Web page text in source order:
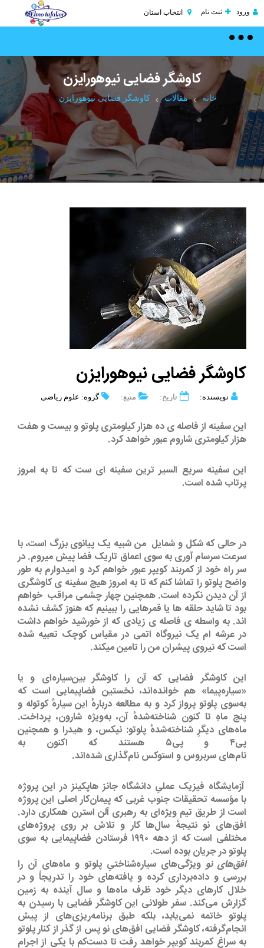
ورود ثبت نام انتخاب استان
Toggle
کاوشگر فضایی نیوهورایزن
خانه مقالات کاوشگر فضایی نیوهورایزن
کاوشگر فضایی نیوهورایزن
نویسنده: تاریخ: منبع: گروه: علوم ریاضی
این سفینه از فاصله ی ده هزار کیلومتری پلوتو و بیست و هفت
هزار کیلومتری شاروم عبور خواهد کرد.
این سفینه سریع السیر ترین سفینه ای ست که تا به امروز
پرتاب شده است.
در حالی که شکل و شمایل من شبیه یک پیانوی بزرگ است، با
سرعت سرسام آوری به سوی اعماق تاریک فضا پیش میروم. در
سر راه خود از کمربند کویپر عبور خواهم کرد و امیدوارم به طور
واضح پلوتو را تماشا کنم که تا به امروز هیچ سفینه ی کاوشگری
از آن دیدن نکرده است. همچنین چهار چشمی مراقب خواهم
بود تا شاید حلقه ها یا قمرهایی را ببینیم که هنوز کشف نشده
اند. به واسطه ی فاصله ی زیادی که از خورشید خواهم داشت
در عرشه ام یک نیروگاه اتمی در مقیاس کوچک تعبیه شده
است که نیروی پیشران من را تامین میکند.
این کاوشگر فضایی که آن را کاوشگر بین‌سیاره‌ای و یا
«سیاره‌پیما» هم خوانده‌اند، نخستین فضاپیمایی است که
به‌سوی پلوتو پرواز کرد و به مطالعه دربارهٔ این سیارهٔ کوتوله و
پنج ماهِ تا کنون شناخته‌شدهٔ آن، به‌ویژه شارون، پرداخت.
ماه‌های دیگرِ شناخته‌شدهٔ پلوتو: نیکس، و هیدرا و همچنین
پی۴ و پی۵ هستند که اکنون به
نام‌های سربروس و استوکس نام‌گذاری شده‌اند.
آزمایشگاه فیزیک عملیِ دانشگاه جانز هاپکینز در این پروژه
با مؤسسه تحقیقات جنوب غربی که پیمان‌کار اصلی این پروژه
است از طریق تیم ویژه‌ای به رهبری آلن استرن همکاری دارد.
افق‌های نو نتیجهٔ سال‌ها کار و تلاش بر روی پروژه‌های
مختلفی است که از دهه ۱۹۹۰ فرستادن فضاپیمایی به سوی
پلوتو در جریان بوده است.
افق‌های نوویژگی‌های سیاره‌شناختیِ پلوتو و ماه‌های آن را
بررسی و داده‌برداری کرده و یافته‌های خود را تدریجاً و در
خلال کارهای دیگر خود ظرف ماه‌ها و سال آینده به زمین
گزارش می‌کند. سفر طولانی این کاوشگر فضایی با رسیدن به
پلوتو خاتمه نمی‌یابد، بلکه طبق برنامه‌ریزی‌های از پیش
‌انجام‌گرفته، کاوشگر فضایی افق‌های نو پس از گذر از کنار پلوتو
به سراغ کمربند کویپر خواهد رفت تا دست‌کم با یکی از اجرام